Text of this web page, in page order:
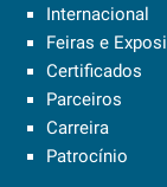
Internacional
Feiras e
Certificados
Parceiros
Carreira
Patrocínio